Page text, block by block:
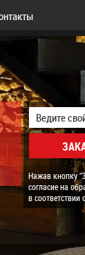
Нажав кнопку
согласие на
в соответствии с